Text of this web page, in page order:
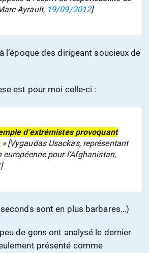
Ayrault, 19/09/2012]
l’époque des dirigeant soucieux de
est pour moi celle-ci :
d’extrémistes provoquant
» [Vygaudas Usackas, représentant
européenne pour l’Afghanistan,
sont en plus barbares…)
de gens ont analysé le dernier
présenté comme